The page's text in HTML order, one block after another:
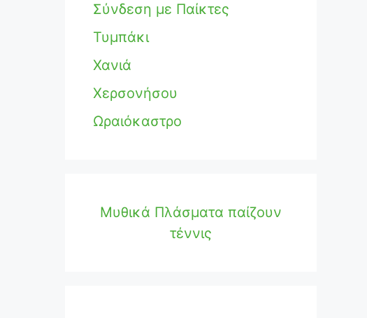
Σύνδεση με Παίκτες
Τυμπάκι
Χανιά
Χερσονήσου
Ωραιόκαστρο
Μυθικά Πλάσματα παίζουν
τέννις